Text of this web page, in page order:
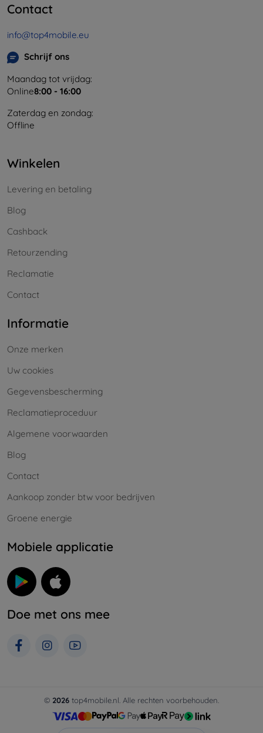
Contact
info@top4mobile.eu
Schrijf ons
Maandag tot vrijdag:
Online8:00 - 16:00
Zaterdag en zondag:
Offline
Winkelen
Levering en betaling
Blog
Cashback
Retourzending
Reclamatie
Contact
Informatie
Onze merken
Uw cookies
Gegevensbescherming
Reclamatieproceduur
Algemene voorwaarden
Blog
Contact
Aankoop zonder btw voor bedrijven
Groene energie
Mobiele applicatie
Doe met ons mee
© 2026 top4mobile.nl. Alle rechten voorbehouden.